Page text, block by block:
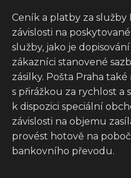
Ceník a platby za služby
závislosti na
služby, jako je
zákazníci stanovené
zásilky. Pošta Praha
s přirážkou za rychlost a
k dispozici speciální
závislosti na objemu
provést hotově na
bankovního převodu.